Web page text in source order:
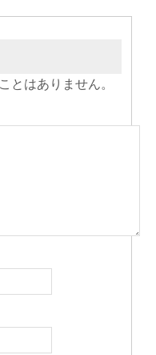
とはありません。